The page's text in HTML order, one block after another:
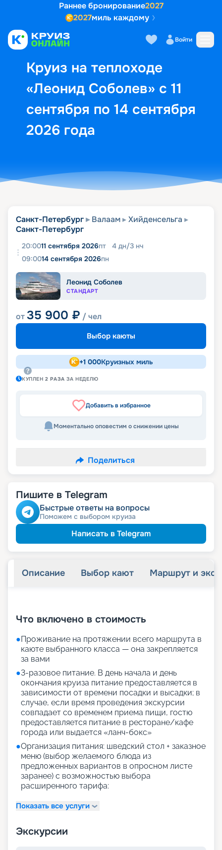
Раннее бронирование2027
2027миль каждому
Войти
Круиз на теплоходе
«Леонид Соболев» с 11
сентября по 14 сентября
2026 года
Выбор кают Маршрут и
Санкт-Петербург Валаам
Хийденсельга
Санкт-Петербург
20:0011 сентября 2026пт 4 дн/3 нч
09:0014 сентября 2026пн
Леонид Соболев
СТАНДАРТ
от35 900 ₽ / чел
Выбор каюты
+1 000Круизных миль
КУПЛЕН2 РАЗА ЗА НЕДЕЛЮ
Добавить в избранное
Моментально оповестим о снижении цены
Поделиться
Пишите в Telegram
Быстрые ответы на вопросы
Поможем с выбором круиза
Написать в Telegram
Описание Выбор кают Маршрут и
Что включено в стоимость
●Проживание на протяжении всего маршрута в
каюте выбранного класса — она закрепляется
за вами
●3-разовое питание. В день начала и день
окончания круиза питание предоставляется в
зависимости от времени посадки и высадки; в
случае, если время проведения экскурсии
совпадает со временем приема пищи, гостю
предоставляется питание в ресторане/кафе
города или выдается «ланч-бокс»
●Организация питания: шведский стол + заказное
меню (выбор желаемого блюда из
предложенных вариантов в опросном листе
заранее) с возможностью выбора
расширенного тарифа:
Показать все услуги
Экскурсии